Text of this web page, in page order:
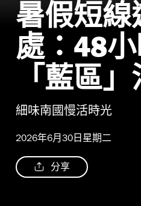
Photograph: Courtesy Halekulani
暑假短線
處：48
「藍區
細味南國慢活時光
2026年6月30日星期二
分享